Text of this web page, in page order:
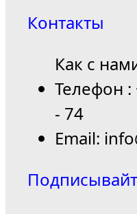
Контакты
Как с
Телефон :
- 74
Email: